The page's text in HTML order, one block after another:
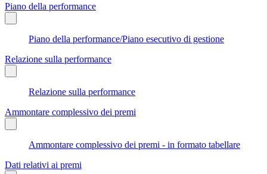
Piano della performance
Piano della performance/Piano esecutivo di gestione
Relazione sulla performance
Relazione sulla performance
Ammontare complessivo dei premi
Ammontare complessivo dei premi - in formato tabellare
Dati relativi ai premi